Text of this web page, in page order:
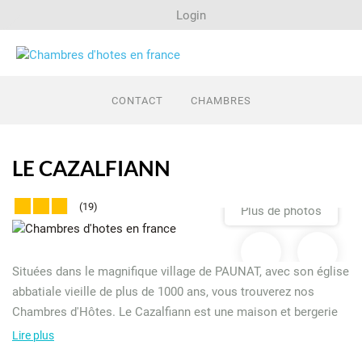
Login
CONTACT CHAMBRES
LE CAZALFIANN
(19) Plus de photos
Situées dans le magnifique village de PAUNAT, avec son église
abbatiale vieille de plus de 1000 ans, vous trouverez nos
Chambres d'Hôtes. Le Cazalfiann est une maison et bergerie
magnifiquement restaurée, située sur 3,5 hectares de terrain
Lire plus